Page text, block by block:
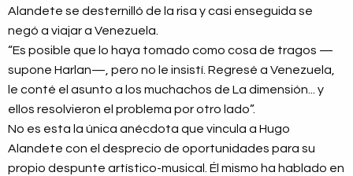
Alandete se desternilló de la risa y casi enseguida se
negó a viajar a Venezuela.
“Es posible que lo haya tomado como cosa de tragos —
supone Harlan—, pero no le insistí. Regresé a Venezuela,
le conté el asunto a los muchachos de La dimensión... y
ellos resolvieron el problema por otro lado”.
No es esta la única anécdota que vincula a Hugo
Alandete con el desprecio de oportunidades para su
propio despunte artístico-musical. Él mismo ha hablado en